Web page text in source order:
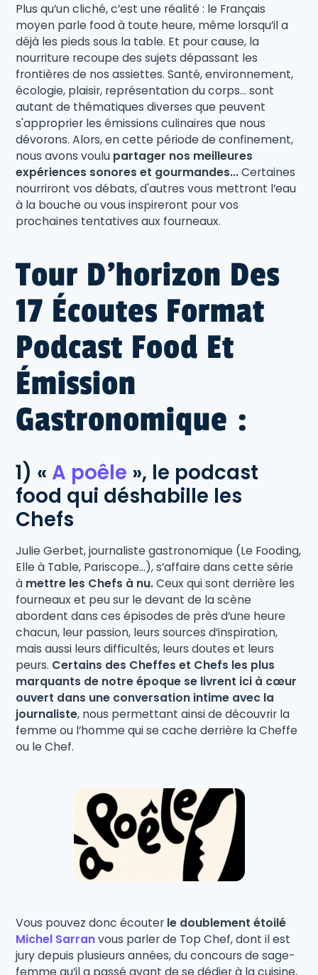
Plus qu’un cliché, c’est une réalité : le Français
moyen parle food à toute heure, même lorsqu’il a
déjà les pieds sous la table. Et pour cause, la
nourriture recoupe des sujets dépassant les
frontières de nos assiettes. Santé, environnement,
écologie, plaisir, représentation du corps... sont
autant de thématiques diverses que peuvent
s'approprier les émissions culinaires que nous
dévorons. Alors, en cette période de confinement,
nous avons voulu partager nos meilleures
expériences sonores et gourmandes...Certaines
nourriront vos débats, d'autres vous mettront l’eau
à la bouche ou vous inspireront pour vos
prochaines tentatives aux fourneaux.
Tour D'horizon Des
17 Écoutes Format
Podcast Food Et
Émission
Gastronomique :
1) « A poêle », le podcast
food qui déshabille les
Chefs
Julie Gerbet, journaliste gastronomique (Le Fooding,
Elle à Table, Pariscope…), s’affaire dans cette série
à mettre les Chefs à nu.Ceux qui sont derrière les
fourneaux et peu sur le devant de la scène
abordent dans ces épisodes de près d’une heure
chacun, leur passion, leurs sources d’inspiration,
mais aussi leurs difficultés, leurs doutes et leurs
peurs. Certains des Cheffes et Chefs les plus
marquants de notre époque se livrent ici à cœur
ouvert dans une conversation intime avec la
journaliste, nous permettant ainsi de découvrir la
femme ou l’homme qui se cache derrière la Cheffe
ou le Chef.
Vous pouvez donc écouter le doublement étoilé
Michel Sarranvous parler de Top Chef, dont il est
jury depuis plusieurs années, du concours de sage-